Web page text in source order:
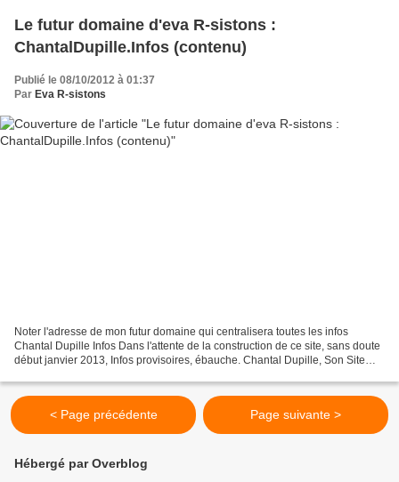
Le futur domaine d'eva R-sistons :
ChantalDupille.Infos (contenu)
Publié le 08/10/2012 à 01:37
Par Eva R-sistons
Noter l'adresse de mon futur domaine qui centralisera toutes les infos
Chantal Dupille Infos Dans l'attente de la construction de ce site, sans doute
début janvier 2013, Infos provisoires, ébauche. Chantal Dupille, Son Site
< Page précédente Page suivante >
Hébergé par Overblog